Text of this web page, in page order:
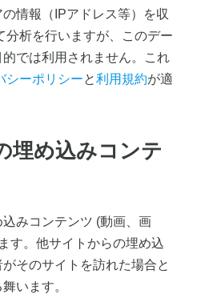
情報（IPアドレス等）を収
分析を行いますが、このデー
では利用されません。これ
シーポリシーと利用規約が適
埋め込みコンテ
みコンテンツ (動画、画
す。他サイトからの埋め込
そのサイトを訪れた場合と
います。